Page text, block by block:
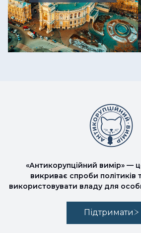
«Антикорупційний вимір» —
викриває спроби політиків
використовувати владу для
Підтримати